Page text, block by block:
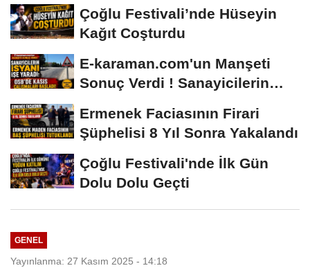
Çoğlu Festivali’nde Hüseyin
Kağıt Coşturdu
E-karaman.com'un Manşeti
Sonuç Verdi ! Sanayicilerin
Ermenek Faciasının Firari
Şüphelisi 8 Yıl Sonra Yakalandı
Çoğlu Festivali'nde İlk Gün
Dolu Dolu Geçti
GENEL
Yayınlanma: 27 Kasım 2025 - 14:18